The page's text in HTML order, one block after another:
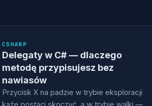
CSHARP
Delegaty w C# — dlaczego
metodę przypisujesz bez
nawiasów
Przycisk X na padzie w trybie eksploracji